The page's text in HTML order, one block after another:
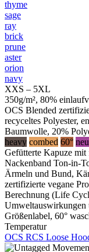
thyme
sage
ray
brick
prune
aster
orion
navy
XXS – 5XL
350g/m², 80%
OCS Blended
recyceltes Polyester,
Baumwolle, 20%
heavy combed 60°
Gefütterte Kapuze
Nackenband Ton-in-
Ärmeln und Bund,
zertifizierte vegane
Berechnung (Life
Umweltauswirkungen
Größenlabel, 60°
Temperatur
OCS RCS Loose